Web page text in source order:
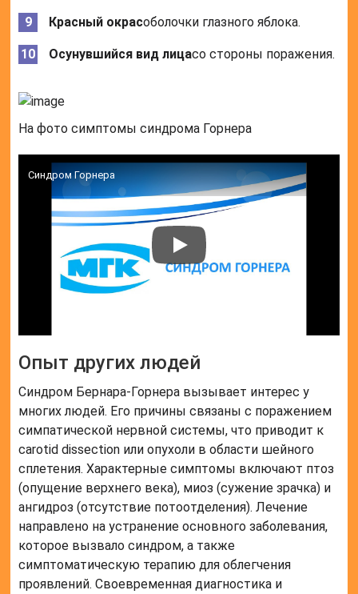
Красный окрасоболочки глазного яблока.
Осунувшийся вид лицасо стороны поражения.
На фото симптомы синдрома Горнера
Синдром Горнера
Опыт других людей
Синдром Бернара-Горнера вызывает интерес у
многих людей. Его причины связаны с поражением
симпатической нервной системы, что приводит к
carotid dissection или опухоли в области шейного
сплетения. Характерные симптомы включают птоз
(опущение верхнего века), миоз (сужение зрачка) и
ангидроз (отсутствие потоотделения). Лечение
направлено на устранение основного заболевания,
которое вызвало синдром, а также
симптоматическую терапию для облегчения
проявлений. Своевременная диагностика и